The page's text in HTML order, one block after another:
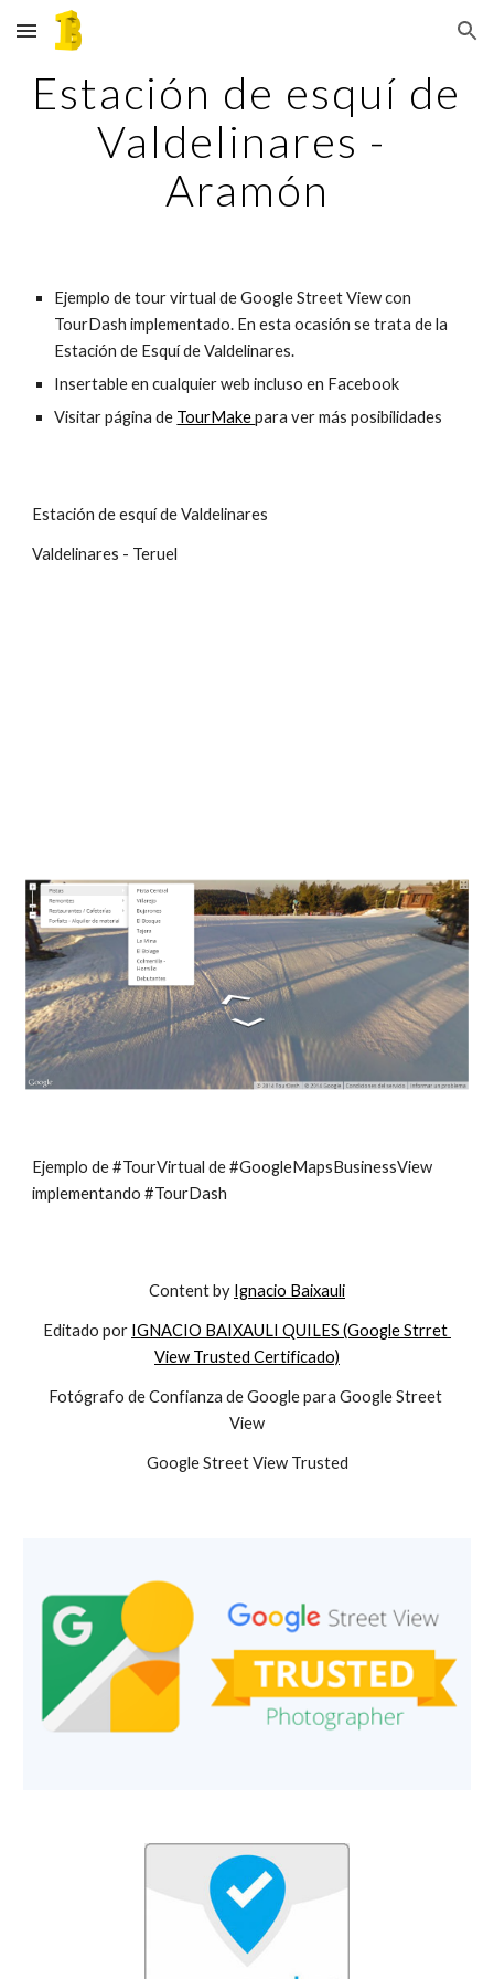
Skip to main content Skip to navigation
Estación de esquí de
Valdelinares -
Aramón
Ejemplo de tour virtual de Google Street View con
TourDash implementado. En esta ocasión se trata de la
Estación de Esquí de Valdelinares.
Insertable en cualquier web incluso en Facebook
Visitar página de TourMake para ver más posibilidades
Estación de esquí de Valdelinares
Valdelinares - Teruel
Ejemplo de #TourVirtual de #GoogleMapsBusinessView
implementando #TourDash
Content by Ignacio Baixauli
Editado por IGNACIO BAIXAULI QUILES (Google Strret
View Trusted Certificado)
Fotógrafo de Confianza de Google para Google Street
View
Google Street View Trusted